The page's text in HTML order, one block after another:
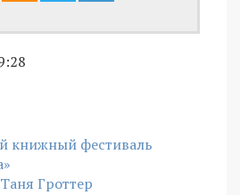
книжный фестиваль
Таня Гроттер